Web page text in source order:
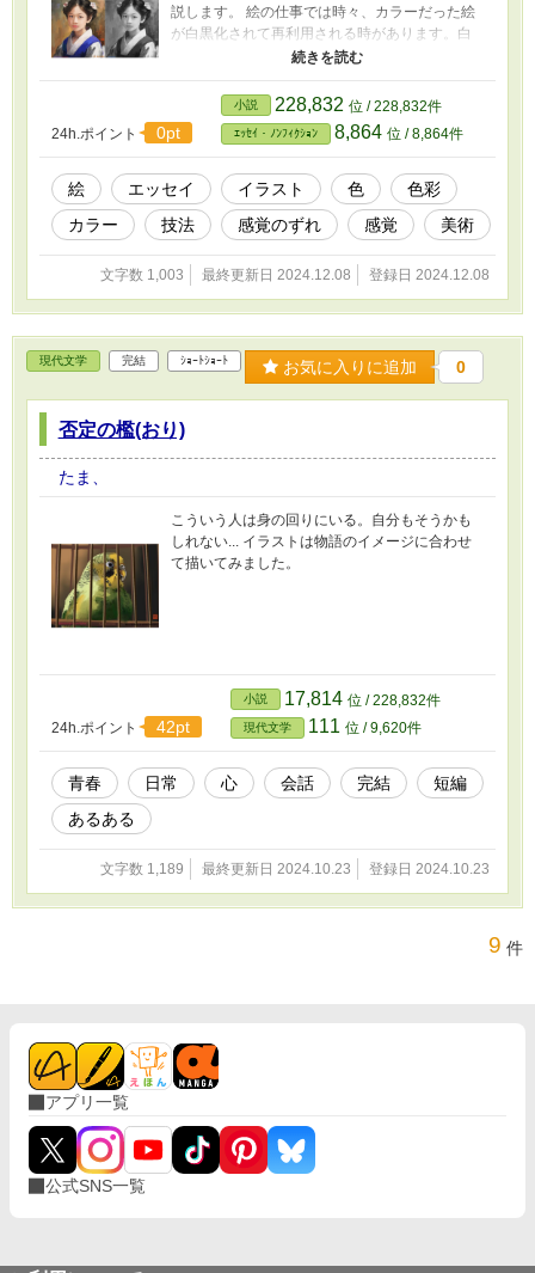
説します。 絵の仕事では時々、カラーだった絵
が白黒化されて再利用される時があります。白
黒になって「あれぇ！💦」って事態は避けた
い。 それに白黒にした時に変な絵はカラーでも
ちょっとダメだったりします。 バルールの感覚
はけっこう大事かもですね。
24h.ポイント
0pt
小説 228,832 位 / 228,832件
ｴｯｾｲ・ﾉﾝﾌｨｸｼｮﾝ 8,864 位 / 8,864件
絵 エッセイ イラスト 色
色彩
カラー
技法 感覚のずれ 感覚 美術
文字数 1,003 最終更新日 2024.12.08 登録日 2024.12.08
現代文学 完結 ｼｮｰﾄｼｮｰﾄ お気に入りに追加 0
否定の檻(おり)
たま、
こういう人は身の回りにいる。自分もそうかも
しれない... イラストは物語のイメージに合わせ
て描いてみました。
24h.ポイント 42pt
小説 17,814 位 / 228,832件
現代文学 111 位 / 9,620件
青春 日常 心 会話 完結
短編
あるある
文字数 1,189 最終更新日 2024.10.23 登録日 2024.10.23
9 件
アプリ一覧
公式SNS一覧